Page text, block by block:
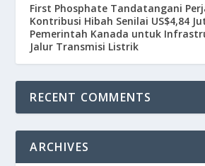
First Phosphate Tandatangani
Kontribusi Hibah Senilai US$4,84
Pemerintah Kanada untuk
Jalur Transmisi Listrik
RECENT COMMENTS
ARCHIVES